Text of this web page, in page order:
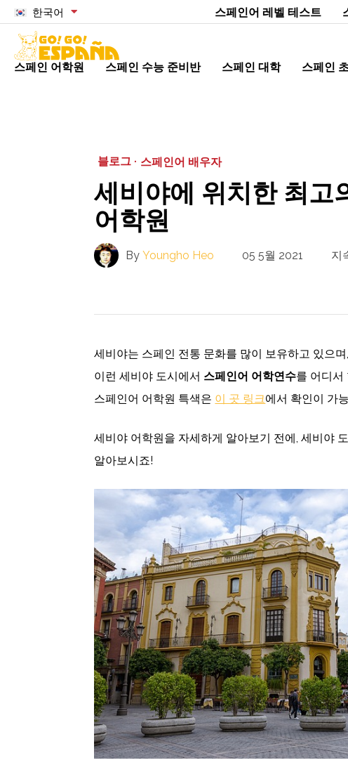
한국어 스페인어 레벨 테스트
스페인 어학원 스페인 수능 준비반 스페인 대학 스페인
블로그 · 스페인어 배우자
세비야에 위치한 최고
어학원
By Youngho Heo 05 5월 2021 지
세비야는 스페인 전통 문화를 많이 보유하고 있으
이런 세비야 도시에서 스페인어 어학연수를 어디서
스페인어 어학원 특색은 이 곳 링크에서 확인이 가
세비야 어학원을 자세하게 알아보기 전에, 세비야
알아보시죠!